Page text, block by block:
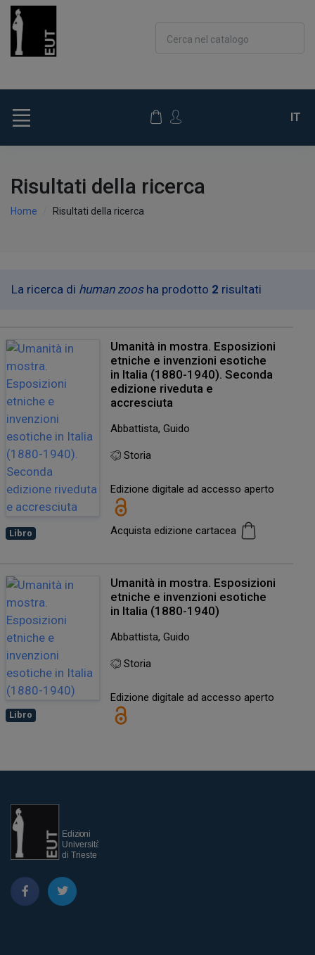
Cerca nel catalogo
IT
Risultati della ricerca
Home Risultati della ricerca
La ricerca di human zoosha prodotto 2 risultati
Libro
Umanità in mostra. Esposizioni
etniche e invenzioni esotiche
in Italia (1880-1940). Seconda
edizione riveduta e
accresciuta
Abbattista, Guido
Storia
Edizione digitale ad accesso aperto
Acquista edizione cartacea
Libro
Umanità in mostra. Esposizioni
etniche e invenzioni esotiche
in Italia (1880-1940)
Abbattista, Guido
Storia
Edizione digitale ad accesso aperto